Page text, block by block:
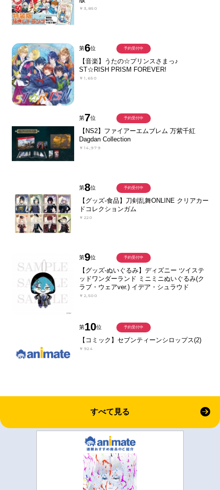
￥3,850
第6位
【音楽】うたの☆プリンスさまっ♪
ST☆RISH PRISM FOREVER!
￥1,650
予約受付中
第7位
【NS2】ファイアーエムブレム 万紫千紅
Dagdan Collection
￥14,979
予約受付中
第8位
【グッズ-食品】刀剣乱舞ONLINE クリアカー
ドコレクションガム
￥220
予約受付中
第9位
【グッズ-ぬいぐるみ】ディズニー ツイステ
ッドワンダーランド ミニミニぬいぐるみ(ク
ラブ・ウェアver.) イデア・シュラウド
￥2,500
予約受付中
第10位
【コミック】セブンティーンシロップス(2)
￥924
予約受付中
すべて見る